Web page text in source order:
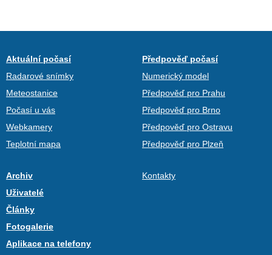
Aktuální počasí
Radarové snímky
Meteostanice
Počasí u vás
Webkamery
Teplotní mapa
Předpověď počasí
Numerický model
Předpověď pro Prahu
Předpověď pro Brno
Předpověď pro Ostravu
Předpověď pro Plzeň
Archiv
Uživatelé
Články
Fotogalerie
Aplikace na telefony
Kontakty